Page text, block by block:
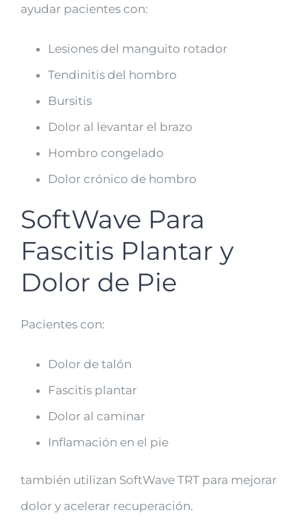
ayudar pacientes con:
Lesiones del manguito rotador
Tendinitis del hombro
Bursitis
Dolor al levantar el brazo
Hombro congelado
Dolor crónico de hombro
SoftWave Para
Fascitis Plantar y
Dolor de Pie
Pacientes con:
Dolor de talón
Fascitis plantar
Dolor al caminar
Inflamación en el pie
también utilizan SoftWave TRT para mejorar
dolor y acelerar recuperación.